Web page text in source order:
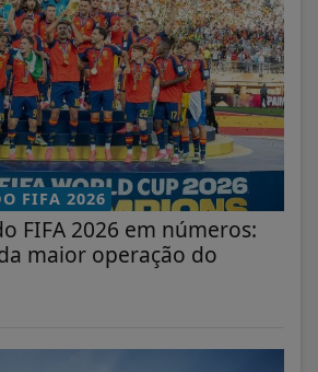
FIFA 2026
FIFA 2026 em números:
maior operação do